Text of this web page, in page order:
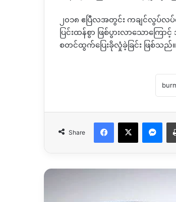
၂၀၁၈ ဧပြီလအတွင်း ကချင်လွပ်လ
ပြင်းထန်စွာ ဖြစ်ပွားလာသောကြေ
စတင်ထွက်ပြေးခိုလှုံခဲ့ခြင်း ဖြစ်သည်။
Share
Facebook
X